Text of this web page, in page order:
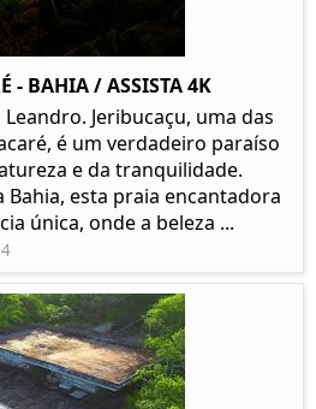
- BAHIA / ASSISTA 4K
Jeribucaçu, uma das
é um verdadeiro paraíso
e da tranquilidade.
Bahia, esta praia encantadora
única, onde a beleza ...